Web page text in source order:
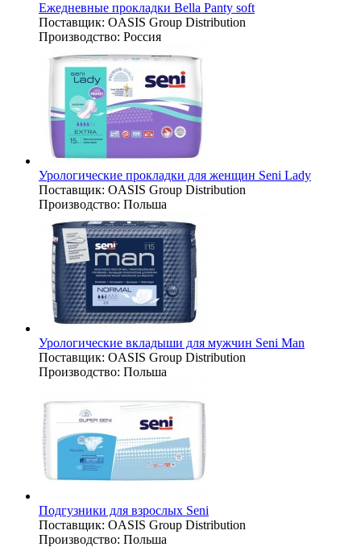
Ежедневные прокладки Bella Panty soft
Поставщик: OASIS Group Distribution
Производство: Россия
Урологические прокладки для женщин Seni Lady
Поставщик: OASIS Group Distribution
Производство: Польша
Урологические вкладыши для мужчин Seni Man
Поставщик: OASIS Group Distribution
Производство: Польша
Подгузники для взрослых Seni
Поставщик: OASIS Group Distribution
Производство: Польша